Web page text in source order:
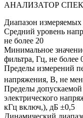
АНАЛИЗАТОР
Диапазон измеряемых
Средний уровень
не более 20
Минимальное
фильтра, Гц, не более
Пределы измерений
напряжения, В, не
Пределы
электрического
кГц включ,), дБ ±0,5